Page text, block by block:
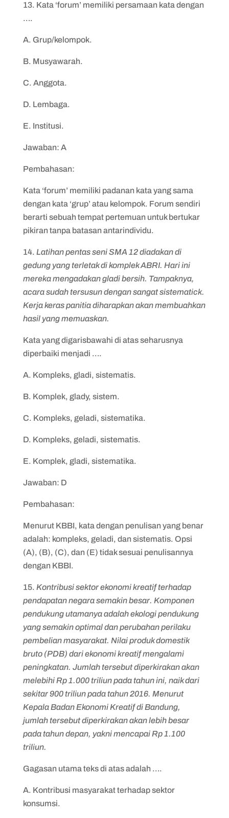
13. Kata ‘forum’ memiliki persamaan kata dengan
….
A. Grup/kelompok.
B. Musyawarah.
C. Anggota.
D. Lembaga.
E. Institusi.
Jawaban: A
Pembahasan:
Kata ‘forum’ memiliki padanan kata yang sama
dengan kata ‘grup’ atau kelompok. Forum sendiri
berarti sebuah tempat pertemuan untuk bertukar
pikiran tanpa batasan antarindividu.
14. Latihan pentas seni SMA 12 diadakan di
gedung yang terletak dikomplekABRI. Hari ini
mereka mengadakangladibersih. Tampaknya,
acara sudah tersusun dengan sangatsistematick.
Kerja keras panitia diharapkan akan membuahkan
hasil yang memuaskan.
Kata yang digarisbawahi di atas seharusnya
diperbaiki menjadi ….
A. Kompleks, gladi, sistematis.
B. Komplek, glady, sistem.
C. Kompleks, geladi, sistematika.
D. Kompleks, geladi, sistematis.
E. Komplek, gladi, sistematika.
Jawaban: D
Pembahasan:
Menurut KBBI, kata dengan penulisan yang benar
adalah: kompleks, geladi, dan sistematis. Opsi
(A), (B), (C), dan (E) tidak sesuai penulisannya
dengan KBBI.
15. Kontribusi sektor ekonomi kreatif terhadap
pendapatan negara semakin besar. Komponen
pendukung utamanya adalah ekologi pendukung
yang semakin optimal dan perubahan perilaku
pembelian masyarakat. Nilai produk domestik
bruto (PDB) dari ekonomi kreatif mengalami
peningkatan. Jumlah tersebut diperkirakan akan
melebihi Rp 1.000 triliun pada tahun ini, naik dari
sekitar 900 triliun pada tahun 2016. Menurut
Kepala Badan Ekonomi Kreatif di Bandung,
jumlah tersebut diperkirakan akan lebih besar
pada tahun depan, yakni mencapai Rp 1.100
triliun.
Gagasan utama teks di atas adalah ….
A. Kontribusi masyarakat terhadap sektor
konsumsi.